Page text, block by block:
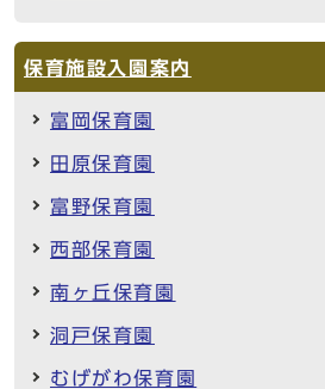
保育施設入園案内
富岡保育園
田原保育園
富野保育園
西部保育園
南ヶ丘保育園
洞戸保育園
むげがわ保育園